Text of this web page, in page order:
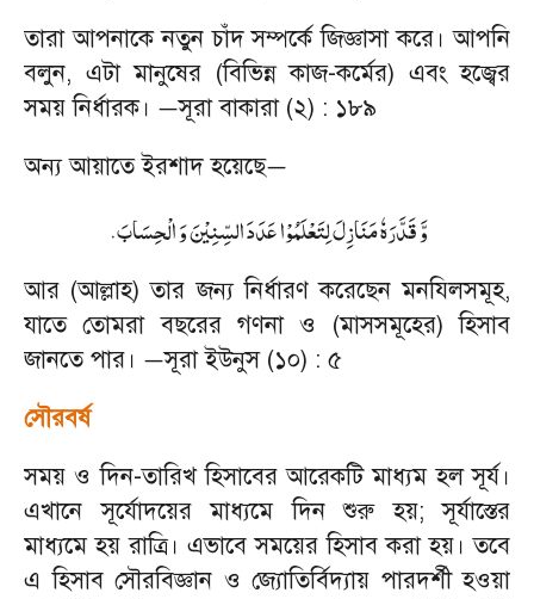
তারা আপনাকে নতুন চাঁদ সম্পর্কে জিজ্ঞাসা করে। আপনি
বলুন, এটা মানুষের (বিভিন্ন কাজ-কর্মের) এবং হজ্বের
সময় নির্ধারক। —সূরা বাকারা (২) : ১৮৯
অন্য আয়াতে ইরশাদ হয়েছে—
وَّ قَدَّرَهٗ مَنَازِلَ لِتَعْلَمُوْا عَدَدَ السِّنِيْنَ وَ الْحِسَابَ.
আর (আল্লাহ) তার জন্য নির্ধারণ করেছেন মনযিলসমূহ,
যাতে তোমরা বছরের গণনা ও (মাসসমূহের) হিসাব
জানতে পার। —সূরা ইউনুস (১০) : ৫
সৌরবর্ষ
সময় ও দিন-তারিখ হিসাবের আরেকটি মাধ্যম হল সূর্য।
এখানে সূর্যোদয়ের মাধ্যমে দিন শুরু হয়;সূর্যাস্তের
মাধ্যমে হয় রাত্রি। এভাবে সময়ের হিসাব করা হয়। তবে
এ হিসাব সৌরবিজ্ঞান ও জ্যোতির্বিদ্যায় পারদর্শী হওয়া